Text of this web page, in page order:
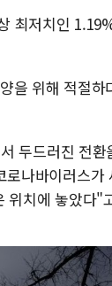
최저치인
을 위해 적절하
두드러진 전환
나바이러스가
위치에 놓았다"